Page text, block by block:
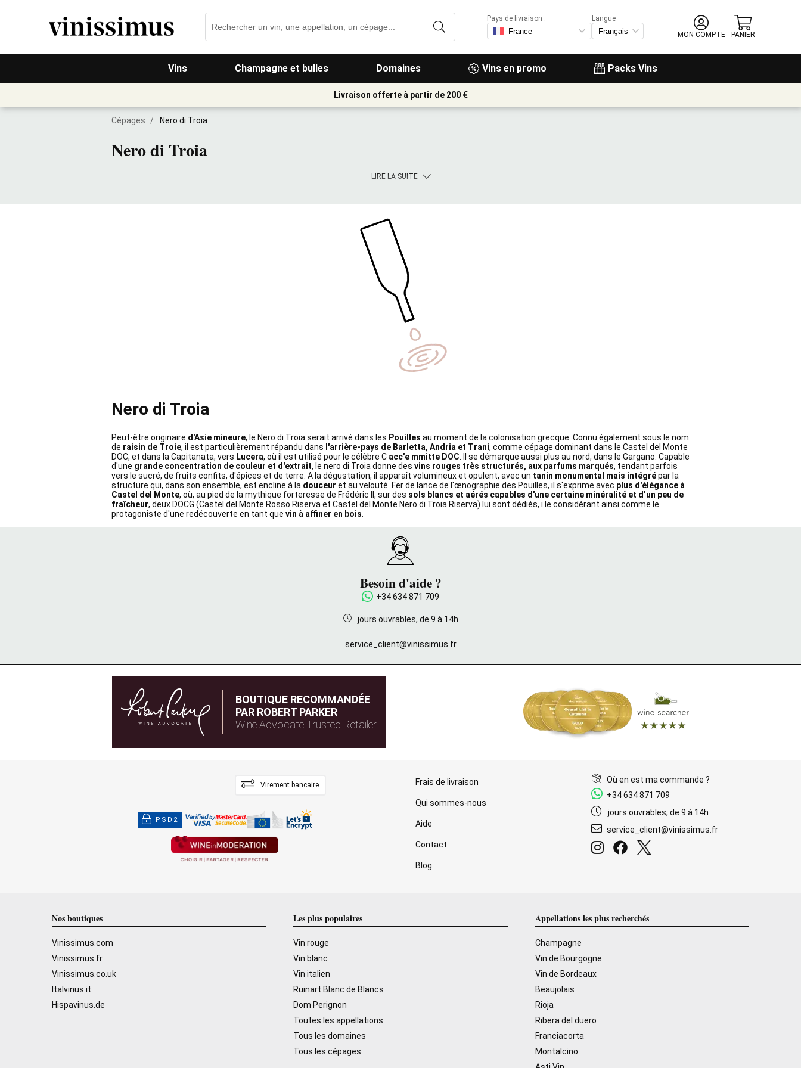
Vins Champagne et bulles Domaines Vins en promo Packs Vins
Pays de livraison :
Langue
MON COMPTE
PANIER
Livraison offerte à partir de 200 €
Cépages / Nero di Troia
Nero di Troia
LIRE LA SUITE
Nero di Troia
Peut-être originaire d'Asie mineure, le Nero di Troia serait arrivé dans les Pouilles au moment de la colonisation grecque. Connu également sous le nom
de raisin de Troie, il est particulièrement répandu dans l'arrière-pays de Barletta, Andria et Trani, comme cépage dominant dans le Castel del Monte
DOC, et dans la Capitanata, vers Lucera, où il est utilisé pour le célèbre C acc'e mmitte DOC. Il se démarque aussi plus au nord, dans le Gargano. Capable
d'une grande concentration de couleur et d'extrait, le nero di Troia donne des vins rouges très structurés, aux parfums marqués, tendant parfois
vers le sucré, de fruits confits, d'épices et de terre. A la dégustation, il apparaît volumineux et opulent, avec un tanin monumental mais intégrépar la
structure qui, dans son ensemble, est encline à la douceur et au velouté. Fer de lance de l'œnographie des Pouilles, il s'exprime avec plus d'élégance à
Castel del Monte, où, au pied de la mythique forteresse de Frédéric II, sur des sols blancs et aérés capables d'une certaine minéralité et d’un peu de
fraîcheur, deux DOCG (Castel del Monte Rosso Riserva et Castel del Monte Nero di Troia Riserva) lui sont dédiés, i le considérant ainsi comme le
protagoniste d'une redécouverte en tant que vin à affiner en bois.
Besoin d'aide ?
+34 634 871 709
jours ouvrables, de 9 à 14h
service_client@vinissimus.fr
BOUTIQUE RECOMMANDÉE
PAR ROBERT PARKER
Wine Advocate Trusted Retailer
Virement bancaire
PSD2
Frais de livraison
Qui sommes-nous
Aide
Contact
Blog
Où en est ma commande ?
+34 634 871 709
jours ouvrables, de 9 à 14h
service_client@vinissimus.fr
Nos boutiques
Vinissimus.com
Vinissimus.fr
Vinissimus.co.uk
Italvinus.it
Hispavinus.de
Les plus populaires
Vin rouge
Vin blanc
Vin italien
Ruinart Blanc de Blancs
Dom Perignon
Toutes les appellations
Tous les domaines
Tous les cépages
Appellations les plus recherchés
Champagne
Vin de Bourgogne
Vin de Bordeaux
Beaujolais
Rioja
Ribera del duero
Franciacorta
Montalcino